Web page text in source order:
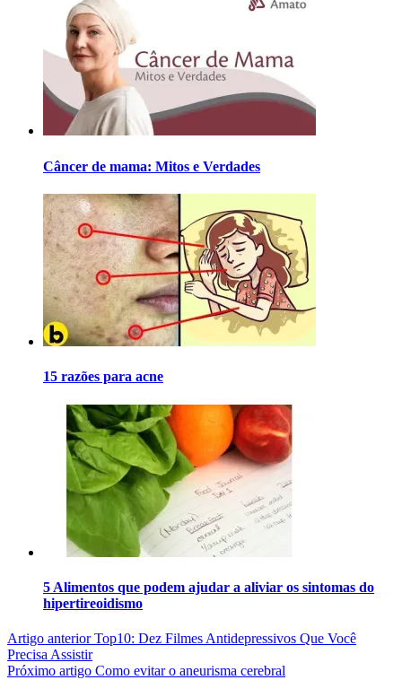
Câncer de mama: Mitos e Verdades
15 razões para acne
5 Alimentos que podem ajudar a aliviar os sintomas do
hipertireoidismo
Artigo anteriorTop10: Dez Filmes Antidepressivos Que Você
Precisa Assistir
Próximo artigo Como evitar o aneurisma cerebral